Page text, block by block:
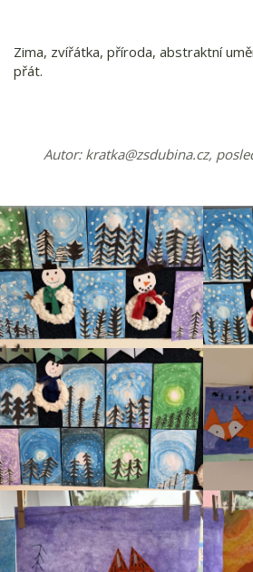
Zima, zvířátka, příroda, abstraktní
přát.
Autor: kratka@zsdubina.cz,